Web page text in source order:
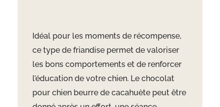
Idéal pour les moments de récompense,
ce type de friandise permet de valoriser
les bons comportements et de renforcer
l’éducation de votre chien. Le chocolat
pour chien beurre de cacahuète peut être